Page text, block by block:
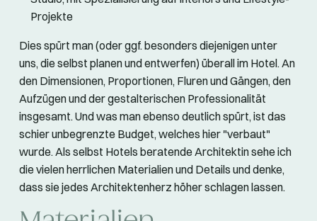
Projekte
Dies spürt man (oder ggf. besonders diejenigen unter
uns, die selbst planen und entwerfen) überall im Hotel. An
den Dimensionen, Proportionen, Fluren und Gängen, den
Aufzügen und der gestalterischen Professionalität
insgesamt. Und was man ebenso deutlich spürt, ist das
schier unbegrenzte Budget, welches hier "verbaut"
wurde. Als selbst Hotels beratende Architektin sehe ich
die vielen herrlichen Materialien und Details und denke,
dass sie jedes Architektenherz höher schlagen lassen.